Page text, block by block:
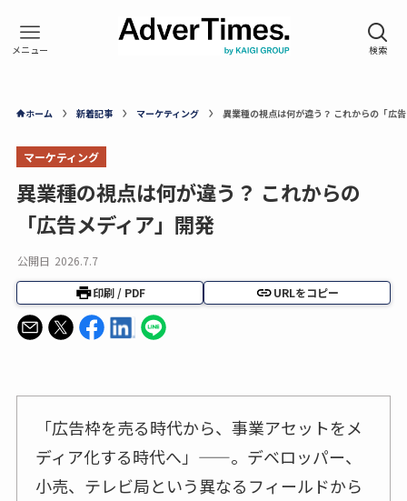
ホーム 新着記事 マーケティング 異業種の視点は何が違う？ これからの「広
マーケティング
異業種の視点は何が違う？ これからの
「広告メディア」開発
公開日 2026.7.7
印刷 / PDF URLをコピー
「広告枠を売る時代から、事業アセットをメ
ディア化する時代へ」——。デベロッパー、
小売、テレビ局という異なるフィールドから